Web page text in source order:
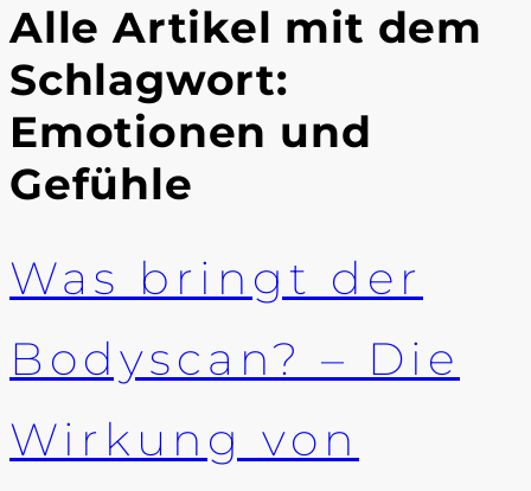
Alle Artikel mit dem
Schlagwort:
Emotionen und
Gefühle
Was bringt der
Bodyscan? – Die
Wirkung von